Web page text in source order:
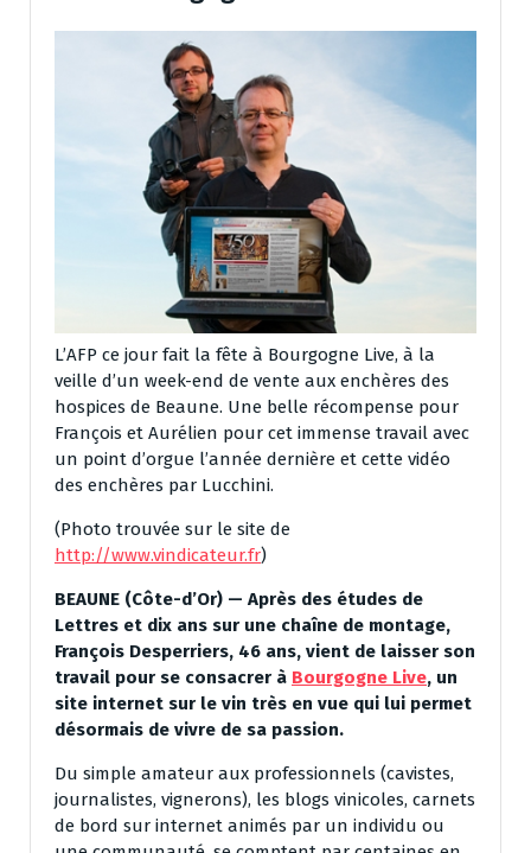
L’AFP ce jour fait la fête à Bourgogne Live, à la
veille d’un week-end de vente aux enchères des
hospices de Beaune. Une belle récompense pour
François et Aurélien pour cet immense travail avec
un point d’orgue l’année dernière et cette vidéo
des enchères par Lucchini.
(Photo trouvée sur le site de
http://www.vindicateur.fr)
BEAUNE (Côte-d’Or) — Après des études de
Lettres et dix ans sur une chaîne de montage,
François Desperriers, 46 ans, vient de laisser son
travail pour se consacrer à Bourgogne Live, un
site internet sur le vin très en vue qui lui permet
désormais de vivre de sa passion.
Du simple amateur aux professionnels (cavistes,
journalistes, vignerons), les blogs vinicoles, carnets
de bord sur internet animés par un individu ou